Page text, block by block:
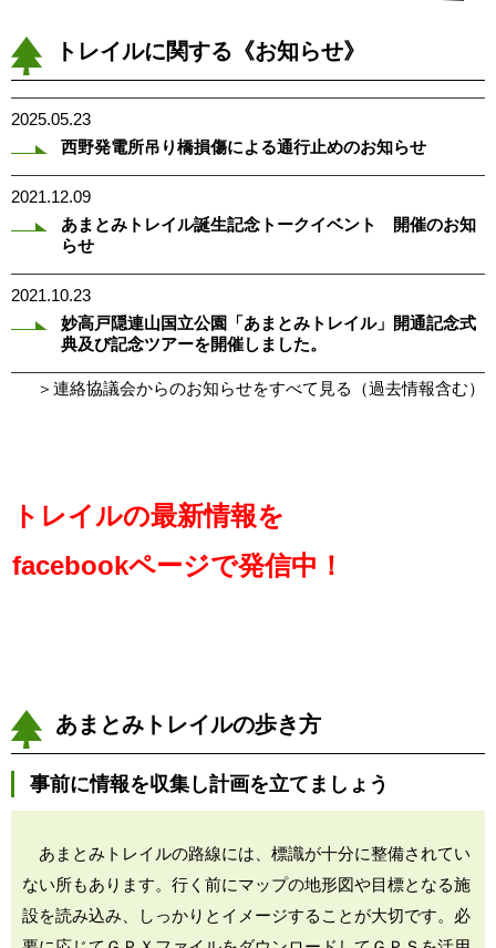
トレイルに関する《お知らせ》
2025.05.23
西野発電所吊り橋損傷による通行止めのお知らせ
2021.12.09
あまとみトレイル誕生記念トークイベント 開催のお知
らせ
2021.10.23
妙高戸隠連山国立公園「あまとみトレイル」開通記念式
典及び記念ツアーを開催しました。
＞連絡協議会からのお知らせをすべて見る（過去情報含む）
トレイルの最新情報を
facebookページで発信中！
あまとみトレイルの歩き方
事前に情報を収集し計画を立てましょう
あまとみトレイルの路線には、標識が十分に整備されてい
ない所もあります。行く前にマップの地形図や目標となる施
設を読み込み、しっかりとイメージすることが大切です。必